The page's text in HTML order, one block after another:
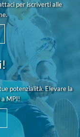
per iscriverti alle
potenzialità. Elevare la
a MPI!